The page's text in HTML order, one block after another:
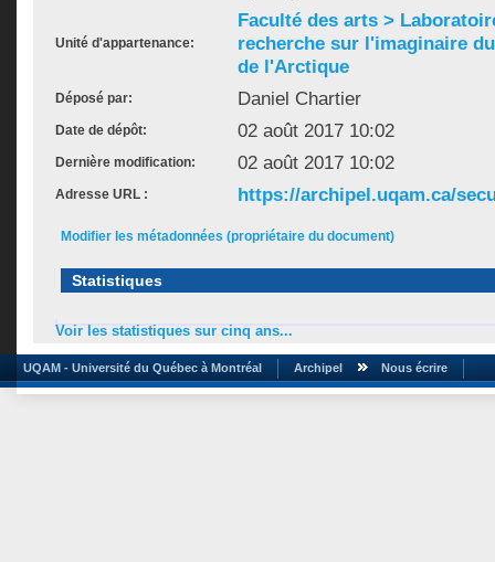
Unité d'appartenance:
Faculté des arts >
recherche sur l'imaginaire
de l'Arctique
Déposé par: Daniel Chartier
Date de dépôt: 02 août 2017 10:02
Dernière modification: 02 août 2017 10:02
Adresse URL : https://archipel.uqam.ca/
Modifier les métadonnées (propriétaire du document)
Statistiques
Voir les statistiques sur cinq ans...
UQAM - Université du Québec à Montréal Archipel Nous écrire